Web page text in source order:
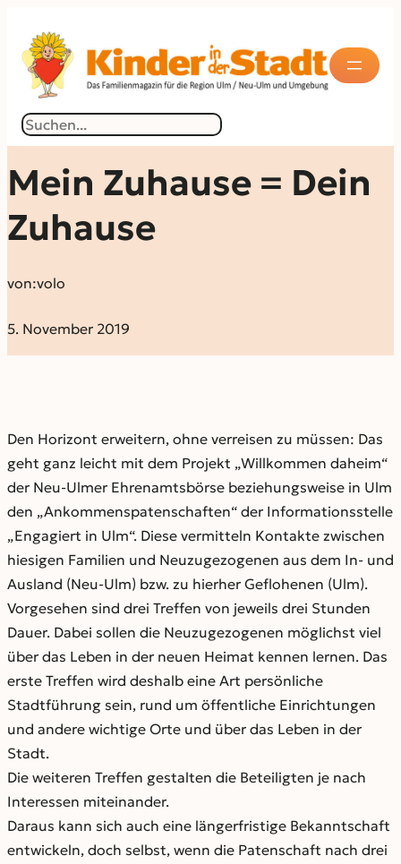
Suchen
Mein Zuhause = Dein
Zuhause
von:volo
5. November 2019
Den Horizont erweitern, ohne verreisen zu müssen: Das
geht ganz leicht mit dem Projekt „Willkommen daheim“
der Neu-Ulmer Ehrenamtsbörse beziehungsweise in Ulm
den „Ankommenspatenschaften“ der Informationsstelle
„Engagiert in Ulm“. Diese vermitteln Kontakte zwischen
hiesigen Familien und Neuzugezogenen aus dem In- und
Ausland (Neu-Ulm) bzw. zu hierher Geflohenen (Ulm).
Vorgesehen sind drei Treffen von jeweils drei Stunden
Dauer. Dabei sollen die Neuzugezogenen möglichst viel
über das Leben in der neuen Heimat kennen lernen. Das
erste Treffen wird deshalb eine Art persönliche
Stadtführung sein, rund um öffentliche Einrichtungen
und andere wichtige Orte und über das Leben in der
Stadt.
Die weiteren Treffen gestalten die Beteiligten je nach
Interessen miteinander.
Daraus kann sich auch eine längerfristige Bekanntschaft
entwickeln, doch selbst, wenn die Patenschaft nach drei